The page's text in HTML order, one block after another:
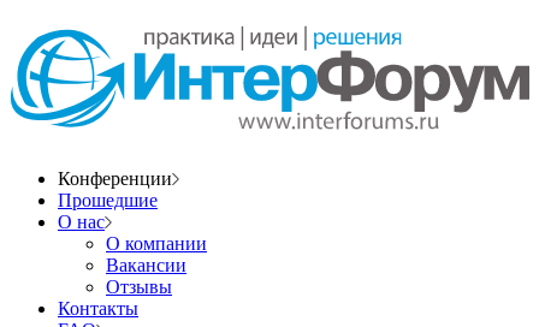
Конференции
Прошедшие
О нас
О компании
Вакансии
Отзывы
Контакты